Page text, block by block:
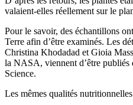
valaient-elles réellement sur le
Pour le savoir, des échantillons
Terre afin d’être examinés. Les
Christina Khodadad et Gioia
la NASA, viennent d’être publiés
Science.
Les mêmes qualités nutritionnelles